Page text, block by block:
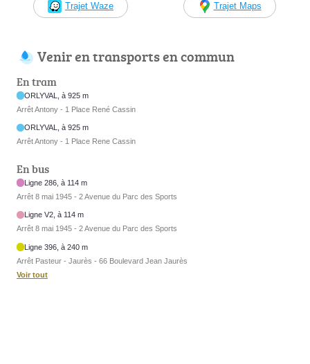
Trajet Waze Trajet Maps
Venir en transports en commun
En tram
ORLYVAL, à 925 m
Arrêt Antony - 1 Place René Cassin
ORLYVAL, à 925 m
Arrêt Antony - 1 Place Rene Cassin
En bus
Ligne 286, à 114 m
Arrêt 8 mai 1945 - 2 Avenue du Parc des Sports
Ligne V2, à 114 m
Arrêt 8 mai 1945 - 2 Avenue du Parc des Sports
Ligne 396, à 240 m
Arrêt Pasteur - Jaurès - 66 Boulevard Jean Jaurès
Voir tout